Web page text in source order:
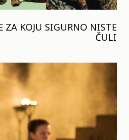
ZA KOJU SIGURNO NISTE
ČULI